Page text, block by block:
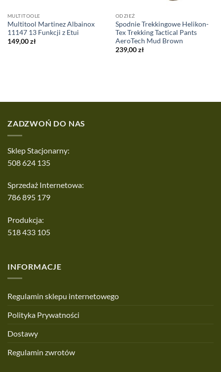
MULTITOOLE
Multitool Martinez Albainox
11147 13 Funkcji z Etui
149,00zł
ODZIEŻ
Spodnie Trekkingowe Helikon-
Tex Trekking Tactical Pants
AeroTech Mud Brown
239,00zł
ZADZWOŃ DO NAS
Sklep Stacjonarny:
508 624 135
Sprzedaż Internetowa:
786 895 179
Produkcja:
518 433 105
INFORMACJE
Regulamin sklepu internetowego
Polityka Prywatności
Dostawy
Regulamin zwrotów